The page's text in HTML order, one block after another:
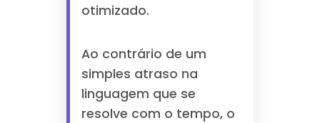
otimizado.
Ao contrário de um
simples atraso na
linguagem que se
resolve com o tempo, o